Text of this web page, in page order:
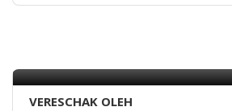
VERESCHAK OLEH